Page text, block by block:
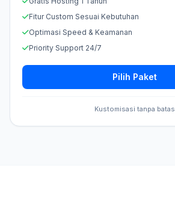
Fitur Custom Sesuai Kebutuhan
Optimasi Speed & Keamanan
Priority Support 24/7
Pilih Paket
Kustomisasi tanpa batas